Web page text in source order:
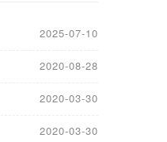
2025-07-10
2020-08-28
2020-03-30
2020-03-30